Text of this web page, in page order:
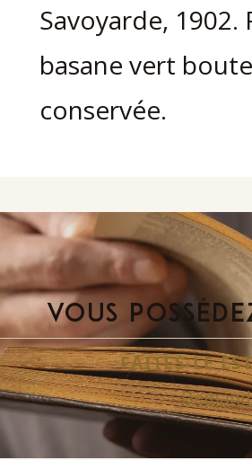
Savoyarde, 1902.
basane vert
conservée.
VOUS
FAITES-LE